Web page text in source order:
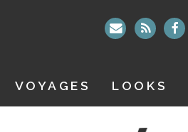
VOYAGES LOOKS